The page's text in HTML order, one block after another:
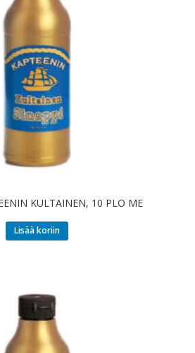
KULTAINEN, 10 PLO ME
Lisää koriin